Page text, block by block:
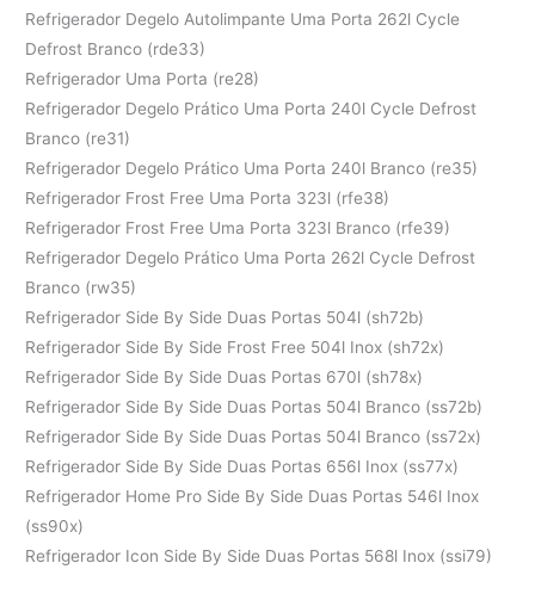
Refrigerador Degelo Autolimpante Uma Porta 262l Cycle
Defrost Branco (rde33)
Refrigerador Uma Porta (re28)
Refrigerador Degelo Prático Uma Porta 240l Cycle Defrost
Branco (re31)
Refrigerador Degelo Prático Uma Porta 240l Branco (re35)
Refrigerador Frost Free Uma Porta 323l (rfe38)
Refrigerador Frost Free Uma Porta 323l Branco (rfe39)
Refrigerador Degelo Prático Uma Porta 262l Cycle Defrost
Branco (rw35)
Refrigerador Side By Side Duas Portas 504l (sh72b)
Refrigerador Side By Side Frost Free 504l Inox (sh72x)
Refrigerador Side By Side Duas Portas 670l (sh78x)
Refrigerador Side By Side Duas Portas 504l Branco (ss72b)
Refrigerador Side By Side Duas Portas 504l Branco (ss72x)
Refrigerador Side By Side Duas Portas 656l Inox (ss77x)
Refrigerador Home Pro Side By Side Duas Portas 546l Inox
(ss90x)
Refrigerador Icon Side By Side Duas Portas 568l Inox (ssi79)